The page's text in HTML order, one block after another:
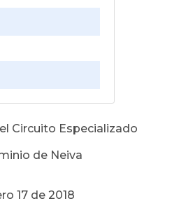
Circuito Especializado
de Neiva
2018